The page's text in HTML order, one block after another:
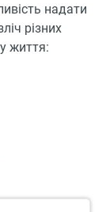
надати
різних
життя: